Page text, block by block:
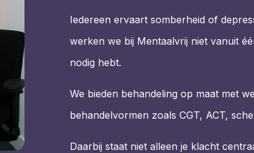
Iedereen ervaart somberheid of
werken we bij Mentaalvrij niet vanuit
nodig hebt.
We bieden behandeling op maat met
behandelvormen zoals CGT, ACT,
Daarbij staat niet alleen je klacht